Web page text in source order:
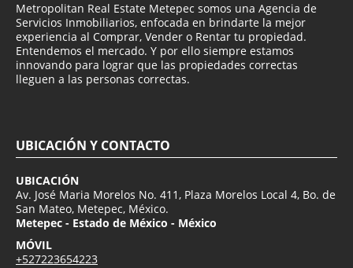
Metropolitan Real Estate Metepec somos una Agencia de
Servicios Inmobiliarios, enfocada en brindarte la mejor
experiencia al Comprar, Vender o Rentar tu propiedad.
Entendemos el mercado. Y por ello siempre estamos
innovando para lograr que las propiedades correctas
lleguen a las personas correctas.
UBICACIÓN Y CONTACTO
UBICACIÓN
Av. José Maria Morelos No. 411, Plaza Morelos Local 4, Bo. de
San Mateo, Metepec, México.
Metepec - Estado de México - México
MÓVIL
+527223654223